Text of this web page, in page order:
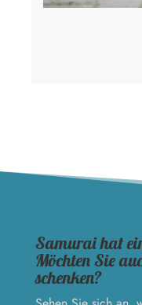
Samurai hat
Möchten Sie
schenken?